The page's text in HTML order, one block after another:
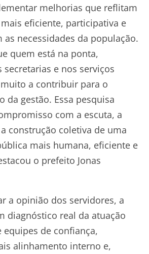
melhorias que reflitam
eficiente, participativa e
as necessidades da população.
quem está na ponta,
e nos serviços
a contribuir para o
da gestão. Essa pesquisa
com a escuta, a
construção coletiva de uma
mais humana, eficiente e
o prefeito Jonas
a opinião dos servidores, a
diagnóstico real da atuação
equipes de confiança,
alinhamento interno e,